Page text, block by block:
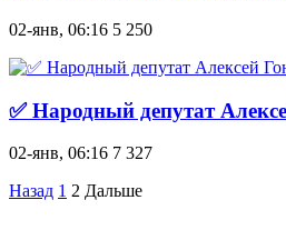
02-янв, 06:16 5 250
✅ Народный депутат
02-янв, 06:16 7 327
Назад 1 2 Дальше